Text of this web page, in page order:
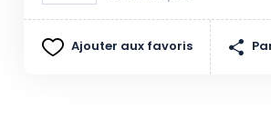
Ajouter aux favoris